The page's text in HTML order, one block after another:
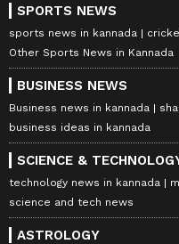
SPORTS NEWS
sports news in kannada
Other Sports News in Kannada
BUSINESS NEWS
Business news in kannada
business ideas in kannada
SCIENCE &
technology news in kannada
science and tech news
ASTROLOGY